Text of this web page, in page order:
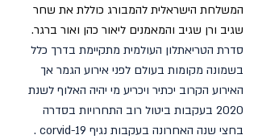
המשלחת הישראלית להמבורג כוללת את שחר
שגיב ורן שגיב והמאמנים ליאור כהן ואור ברגר.
סדרת הטריאתלון העולמית מתקיימת בדרך כלל
בשמונה מקומות בעולם לפני אירוע הגמר אך
האירוע הקרוב יכתיר ויכריע מי יהיה האלוף לשנת
2020 בעקבות ביטול רוב התחרויות בסדרה
בחצי שנה האחרונה בעקבות נגיף corvid-19 .